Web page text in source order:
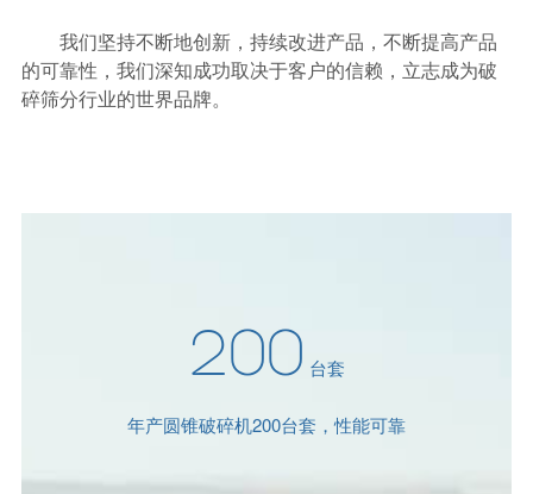
我们坚持不断地创新，持续改进产品，不断提高产品
的可靠性，我们深知成功取决于客户的信赖，立志成为破
碎筛分行业的世界品牌。
200 台套
年产圆锥破碎机200台套，性能可靠